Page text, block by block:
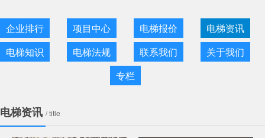
企业排行 项目中心 电梯报价
电梯资讯
电梯知识
电梯法规 联系我们
关于我们
专栏
电梯资讯 / title